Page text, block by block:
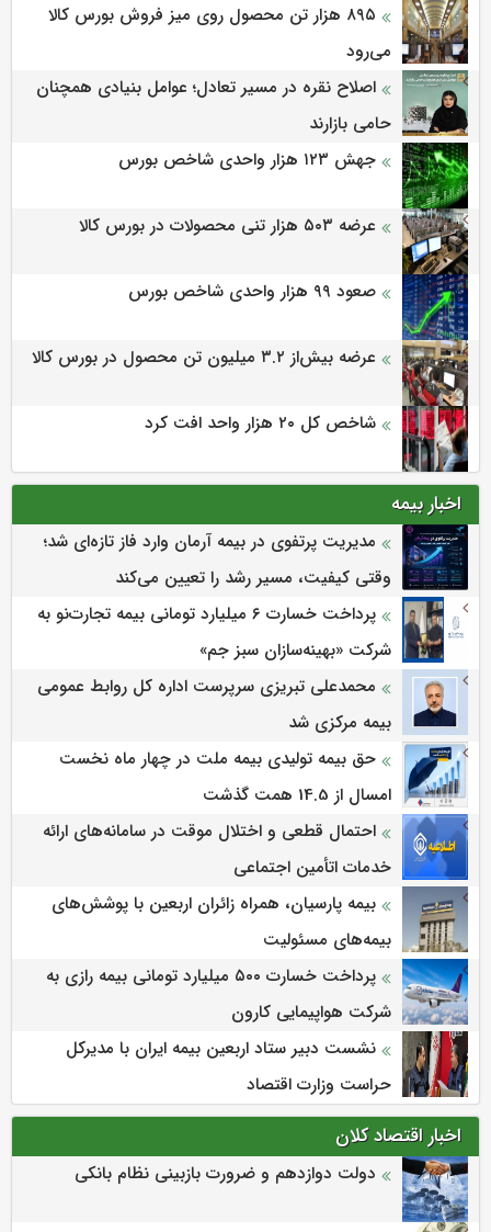
۸۹۵ هزار تن محصول روی میز فروش بورس کالا
می‌‌رود
اصلاح نقره در مسیر تعادل؛ عوامل بنیادی همچنان
حامی بازارند
جهش ۱۲۳ هزار واحدی شاخص بورس
عرضه ۵۰۳ هزار تنی محصولات در بورس کالا
صعود ۹۹ هزار واحدی شاخص بورس
عرضه بیش‌از ۳.۲ میلیون تن محصول در بورس کالا
شاخص کل ۲۰ هزار واحد افت کرد
اخبار بیمه
مدیریت پرتفوی در بیمه آرمان وارد فاز تازه‌ای شد؛
وقتی کیفیت، مسیر رشد را تعیین می‌کند
پرداخت خسارت ۶ میلیارد تومانی بیمه تجارت‌نو به
شرکت «بهینه‌سازان سبز جم»
محمدعلی تبریزی سرپرست اداره كل روابط عمومی
بیمه مركزی شد
حق بیمه تولیدی بیمه ملت در چهار ماه نخست
امسال از 14.5 همت گذشت
احتمال قطعی و اختلال موقت در سامانه‌های ارائه
خدمات اتأمین اجتماعی
بیمه پارسیان، همراه زائران اربعین با پوشش‌های
بیمه‌های مسئولیت
پرداخت خسارت ۵۰۰ میلیارد تومانی بیمه رازی به
شرکت هواپیمایی کارون
نشست دبیر ستاد اربعین بیمه ایران با مدیرکل
حراست وزارت اقتصاد
اخبار اقتصاد کلان
دولت دوازدهم و ضرورت بازبینی نظام بانکی